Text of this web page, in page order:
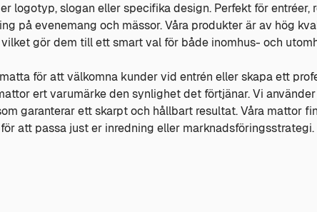
logotyp, slogan eller specifika design. Perfekt för entréer,
på evenemang och mässor. Våra produkter är av hög
gör dem till ett smart val för både inomhus- och
för att välkomna kunder vid entrén eller skapa ett
ert varumärke den synlighet det förtjänar. Vi
garanterar ett skarpt och hållbart resultat. Våra mattor
att passa just er inredning eller marknadsföringsstrategi.